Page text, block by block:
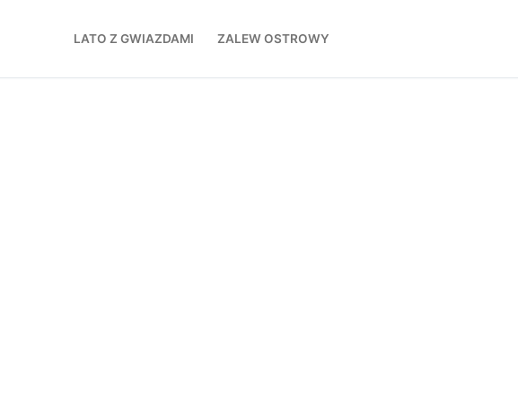
LATO Z GWIAZDAMI ZALEW OSTROWY